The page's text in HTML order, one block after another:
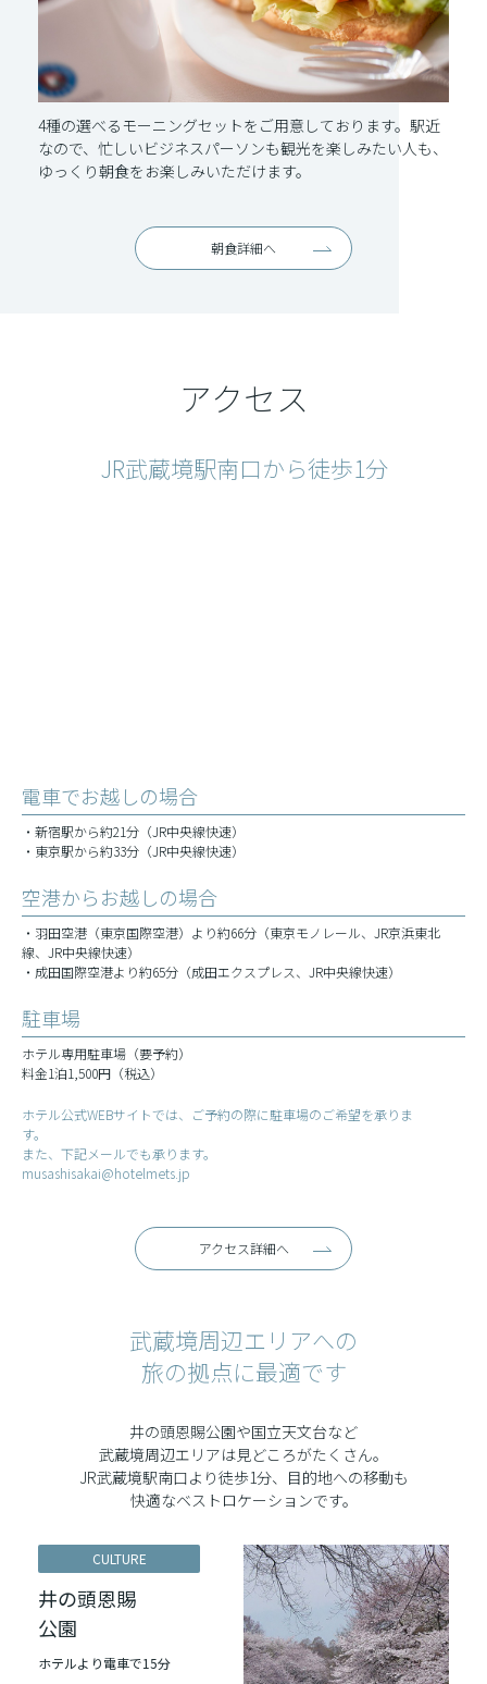
4種の選べるモーニングセットをご用意しております。駅近
なので、忙しいビジネスパーソンも観光を楽しみたい人も、
ゆっくり朝食をお楽しみいただけます。
朝食詳細へ
アクセス
JR武蔵境駅南口から徒歩1分
電車でお越しの場合
・新宿駅から約21分（JR中央線快速）
・東京駅から約33分（JR中央線快速）
空港からお越しの場合
・羽田空港（東京国際空港）より約66分（東京モノレール、JR京浜東北
線、JR中央線快速）
・成田国際空港より約65分（成田エクスプレス、JR中央線快速）
駐車場
ホテル専用駐車場（要予約）
料金1泊1,500円（税込）
ホテル公式WEBサイトでは、ご予約の際に駐車場のご希望を承りま
す。
また、下記メールでも承ります。
musashisakai@hotelmets.jp
アクセス詳細へ
武蔵境周辺エリアへの
旅の拠点に最適です
井の頭恩賜公園や国立天文台など
武蔵境周辺エリアは見どころがたくさん。
JR武蔵境駅南口より徒歩1分、目的地への移動も
快適なベストロケーションです。
CULTURE
井の頭恩賜
公園
ホテルより電車で15分